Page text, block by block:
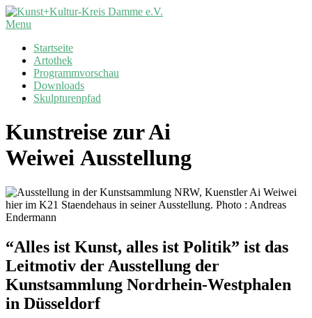
Skip
to
Kunst+Kultur-
Damme
Primary
Menu
Menu
Startseite
Artothek
Programmvorschau
Downloads
Skulpturenpfad
Kunstreise zur Ai
Weiwei Ausstellung
“Alles ist Kunst, alles ist Politik” ist das
Leitmotiv der Ausstellung der
Kunstsammlung Nordrhein-Westphalen
in Düsseldorf